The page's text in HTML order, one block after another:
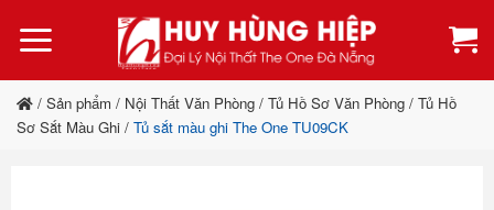
qua
dung
/ Sản phẩm / Nội Thất Văn Phòng / Tủ Hồ Sơ Văn Phòng / Tủ Hồ
Sơ Sắt Màu Ghi / Tủ sắt màu ghi The One TU09CK